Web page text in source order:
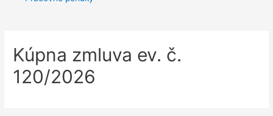
Kúpna zmluva ev. č.
120/2026